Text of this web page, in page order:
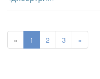
« 1 2 3 »